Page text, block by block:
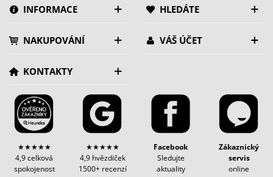
INFORMACE HLEDÁTE
NAKUPOVÁNÍ VÁŠ ÚČET
KONTAKTY
★★★★★
4,9 celková
spokojenost
★★★★★
4,9 hvězdiček
1500+ recenzí
Facebook
Sledujte
aktuality
Zákaznický
servis
online